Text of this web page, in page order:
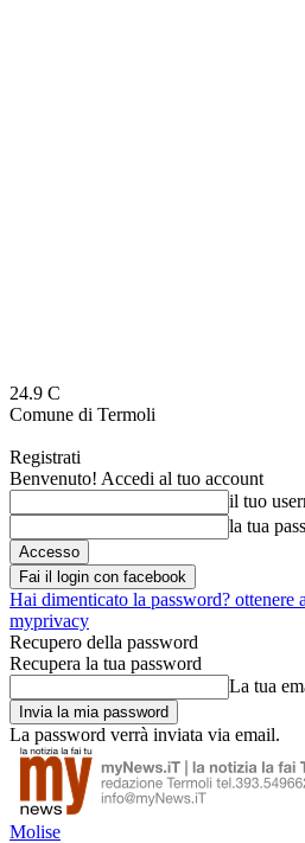
24.9 C
Comune di Termoli
Registrati
Benvenuto! Accedi al tuo account
il tuo
la tua
Fai il login con facebook
Hai dimenticato la password? ottenere
myprivacy
Recupero della password
Recupera la tua password
La tua
La password verrà inviata via email.
Molise